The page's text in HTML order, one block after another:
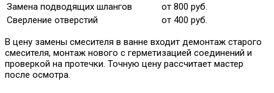
Замена подводящих шлангов
от 800 руб.
Сверление отверстий
от 400 руб.
В цену замены смесителя в ванне входит демонтаж старого
смесителя, монтаж нового с герметизацией соединений и
проверкой на протечки. Точную цену рассчитает мастер
после осмотра.